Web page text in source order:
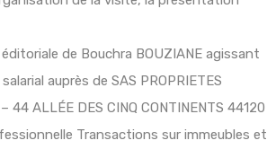
de Bouchra BOUZIANE agissant
auprès de SAS PROPRIETES
44 ALLÉE DES CINQ CONTINENTS 44120
Transactions sur immeubles et